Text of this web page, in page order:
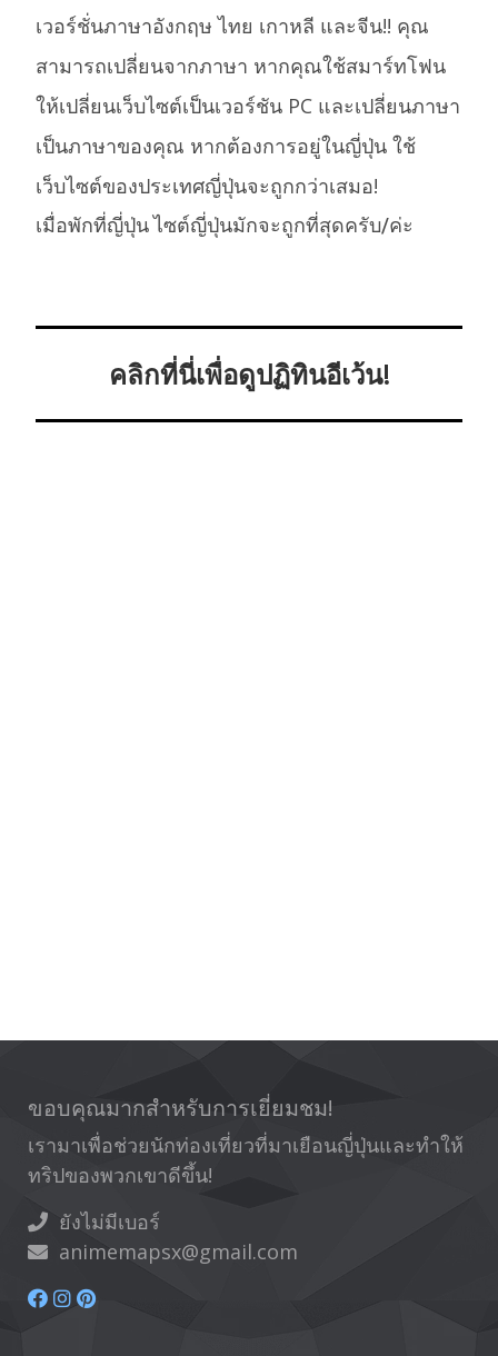
เวอร์ชั่นภาษาอังกฤษ ไทย เกาหลี และจีน!! คุณ
สามารถเปลี่ยนจากภาษา หากคุณใช้สมาร์ทโฟน
ให้เปลี่ยนเว็บไซต์เป็นเวอร์ชัน PC และเปลี่ยนภาษา
เป็นภาษาของคุณ หากต้องการอยู่ในญี่ปุ่น ใช้
เว็บไซต์ของประเทศญี่ปุ่นจะถูกกว่าเสมอ!
เมื่อพักที่ญี่ปุ่น ไซต์ญี่ปุ่นมักจะถูกที่สุดครับ/ค่ะ
คลิกที่นี่เพื่อดูปฏิทินอีเว้น!
ขอบคุณมากสำหรับการเยี่ยมชม!
เรามาเพื่อช่วยนักท่องเที่ยวที่มาเยือนญี่ปุ่นและทำให้
ทริปของพวกเขาดีขึ้น!
ยังไม่มีเบอร์
animemapsx@gmail.com